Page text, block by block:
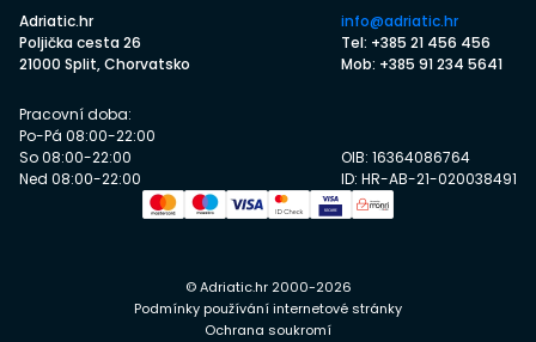
Adriatic.hr
Poljička cesta 26
21000 Split, Chorvatsko
info@adriatic.hr
Tel: +385 21 456 456
Mob: +385 91 234 5641
Pracovní doba:
Po-Pá 08:00-22:00
So 08:00-22:00
Ned 08:00-22:00
OIB: 16364086764
ID: HR-AB-21-020038491
© Adriatic.hr 2000-2026
Podmínky používání internetové stránky
Ochrana soukromí